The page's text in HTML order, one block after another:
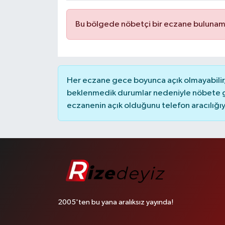
Bu bölgede nöbetçi bir eczane
Her eczane gece boyunca açık
beklenmedik durumlar nedeniyle nöbete
eczanenin açık olduğunu telefon
2005'ten bu yana aralıksız yayında!